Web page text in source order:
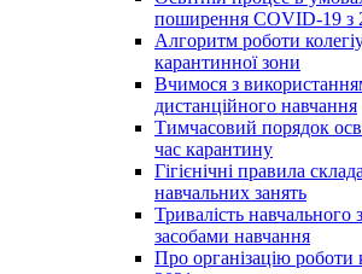
поширення COVID-19 з
Алгоритм роботи
карантинної зони
Вчимося з
дистанційного навчання
Тимчасовий порядок
час карантину
Гігієнічні правила
навчальних занять
Тривалість навчального
засобами навчання
Про організацію роботи